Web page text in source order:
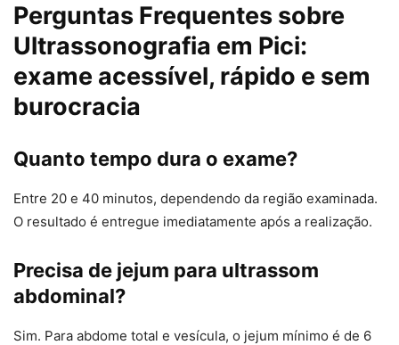
Perguntas Frequentes sobre
Ultrassonografia em Pici:
exame acessível, rápido e sem
burocracia
Quanto tempo dura o exame?
Entre 20 e 40 minutos, dependendo da região examinada.
O resultado é entregue imediatamente após a realização.
Precisa de jejum para ultrassom
abdominal?
Sim. Para abdome total e vesícula, o jejum mínimo é de 6